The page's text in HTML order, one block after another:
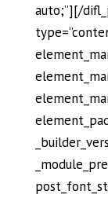
auto;”][/